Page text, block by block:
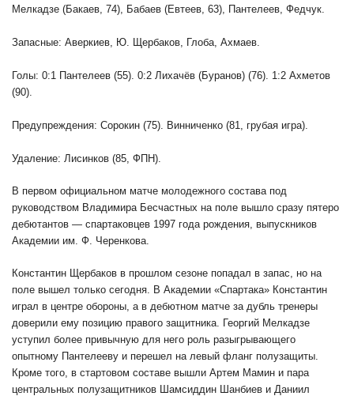
Мелкадзе (Бакаев, 74), Бабаев (Евтеев, 63), Пантелеев, Федчук.
Запасные: Аверкиев, Ю. Щербаков, Глоба, Ахмаев.
Голы: 0:1 Пантелеев (55). 0:2 Лихачёв (Буранов) (76). 1:2 Ахметов
(90).
Предупреждения: Сорокин (75). Винниченко (81, грубая игра).
Удаление: Лисинков (85, ФПН).
В первом официальном матче молодежного состава под
руководством Владимира Бесчастных на поле вышло сразу пятеро
дебютантов — спартаковцев 1997 года рождения, выпускников
Академии им. Ф. Черенкова.
Константин Щербаков в прошлом сезоне попадал в запас, но на
поле вышел только сегодня. В Академии «Спартака» Константин
играл в центре обороны, а в дебютном матче за дубль тренеры
доверили ему позицию правого защитника. Георгий Мелкадзе
уступил более привычную для него роль разыгрывающего
опытному Пантелееву и перешел на левый фланг полузащиты.
Кроме того, в стартовом составе вышли Артем Мамин и пара
центральных полузащитников Шамсиддин Шанбиев и Даниил